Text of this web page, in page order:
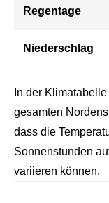
Regentage
Niederschlag
In der
gesamten
dass die
Sonnenstunden
variieren können.